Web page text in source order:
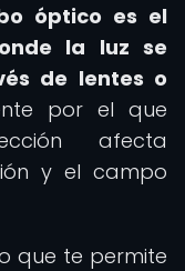
óptico es el
la luz se
de lentes o
por el que
afecta
y el campo
que te permite